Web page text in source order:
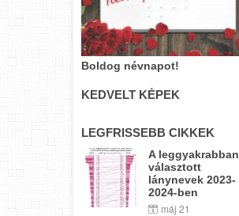
Boldog névnapot!
KEDVELT KÉPEK
LEGFRISSEBB CIKKEK
A leggyakrabban
választott
lánynevek 2023-
2024-ben
máj 21